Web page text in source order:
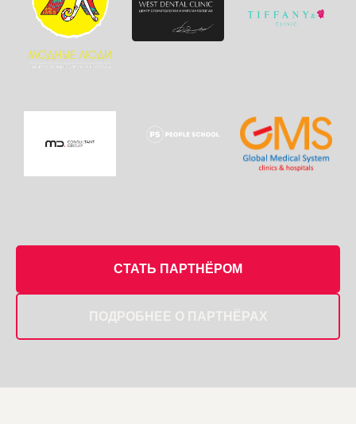
СТАТЬ ПАРТНЁРОМ
ПОДРОБНЕЕ О ПАРТНЁРАХ